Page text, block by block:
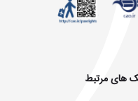
های مرتبط